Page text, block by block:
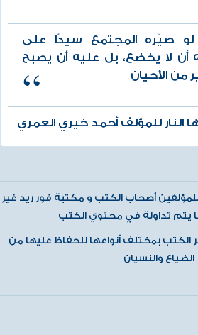
صيّره المجتمع سيدًا على
أن لا يخضع، بل عليه أن يصبح
من الأحيان
النار للمؤلف أحمد خيري العمري
أصحاب الكتب و مكتبة فور ريد غير
يتم تداولة في محتوي الكتب
الكتب بمختلف أنواعها للحفاظ عليها من
الضياع والنسيان